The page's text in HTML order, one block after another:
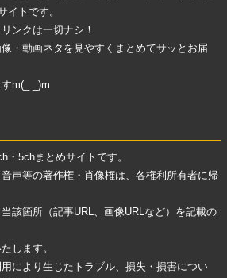
イトです。
ンクは一切ナシ！
・動画ネタを見やすくまとめてサッとお届
m(_ _)m
・5chまとめサイトです。
声等の著作権・肖像権は、各権利所有者に帰
該箇所（記事URL、画像URLなど）を記載の
します。
により生じたトラブル、損失・損害につい